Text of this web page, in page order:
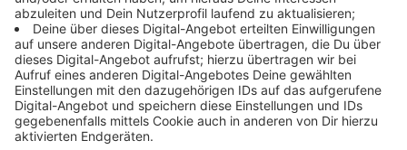
Tore und Infopunkte des Nationalparks
Eifel wieder offen
Anzeige